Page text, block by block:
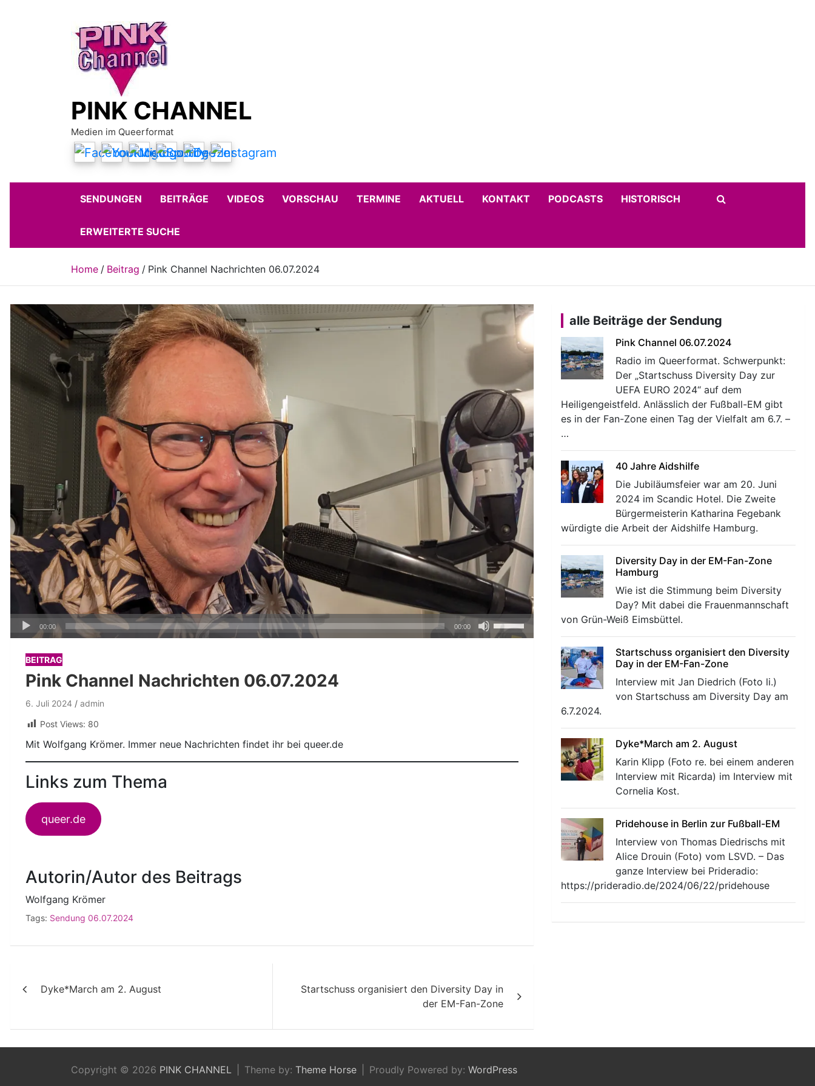
PINK CHANNEL
Medien im Queerformat
SENDUNGEN BEITRÄGE VIDEOS VORSCHAU TERMINE AKTUELL KONTAKT PODCASTS HISTORISCH
ERWEITERTE SUCHE
Home Beitrag Pink Channel Nachrichten 06.07.2024
Audio-
Player
00:00 00:00
Pfeiltasten
Hoch/Runter
BEITRAG
Pink Channel Nachrichten 06.07.2024
6. Juli 2024
admin
Post Views: 80
Mit Wolfgang Krömer. Immer neue Nachrichten findet ihr bei queer.de
Links zum Thema
queer.de
Autorin/Autor des Beitrags
Wolfgang Krömer
Tags: Sendung 06.07.2024
Dyke*March am 2. August
Startschuss organisiert den Diversity Day in
der EM-Fan-Zone
alle Beiträge der Sendung
Pink Channel 06.07.2024
Radio im Queerformat. Schwerpunkt:
Der „Startschuss Diversity Day zur
UEFA EURO 2024“ auf dem
Heiligengeistfeld. Anlässlich der Fußball-EM gibt
es in der Fan-Zone einen Tag der Vielfalt am 6.7. –
…
40 Jahre Aidshilfe
Die Jubiläumsfeier war am 20. Juni
2024 im Scandic Hotel. Die Zweite
Bürgermeisterin Katharina Fegebank
würdigte die Arbeit der Aidshilfe Hamburg.
Diversity Day in der EM-Fan-Zone
Hamburg
Wie ist die Stimmung beim Diversity
Day? Mit dabei die Frauenmannschaft
von Grün-Weiß Eimsbüttel.
Startschuss organisiert den Diversity
Day in der EM-Fan-Zone
Interview mit Jan Diedrich (Foto li.)
von Startschuss am Diversity Day am
6.7.2024.
Dyke*March am 2. August
Karin Klipp (Foto re. bei einem anderen
Interview mit Ricarda) im Interview mit
Cornelia Kost.
Pridehouse in Berlin zur Fußball-EM
Interview von Thomas Diedrischs mit
Alice Drouin (Foto) vom LSVD. – Das
ganze Interview bei Prideradio:
https://prideradio.de/2024/06/22/pridehouse
Copyright © 2026 PINK CHANNEL Theme by: Theme Horse Proudly Powered by: WordPress